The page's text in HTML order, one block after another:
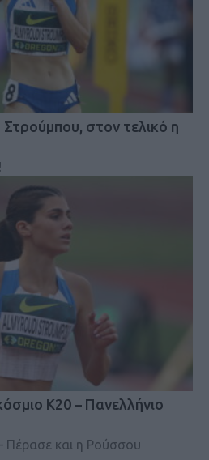
στον τελικό η
Κ20 – Πανελλήνιο
Πέρασε και η Ρούσσου